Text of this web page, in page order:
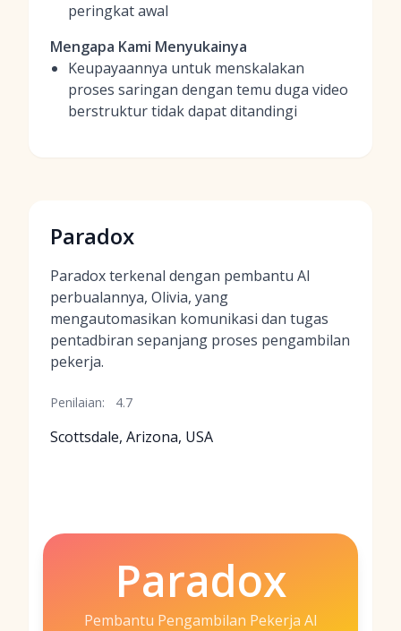
peringkat awal
Mengapa Kami Menyukainya
Keupayaannya untuk menskalakan
proses saringan dengan temu duga video
berstruktur tidak dapat ditandingi
Paradox
Paradox terkenal dengan pembantu AI
perbualannya, Olivia, yang
mengautomasikan komunikasi dan tugas
pentadbiran sepanjang proses pengambilan
pekerja.
Penilaian: 4.7
Scottsdale, Arizona, USA
Paradox
Pembantu Pengambilan Pekerja AI